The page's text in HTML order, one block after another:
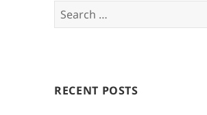
Search
for:
RECENT POSTS